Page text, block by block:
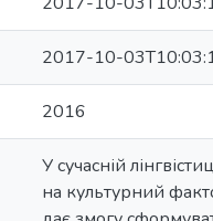
2017-10-
2016
У сучасній
на культурний